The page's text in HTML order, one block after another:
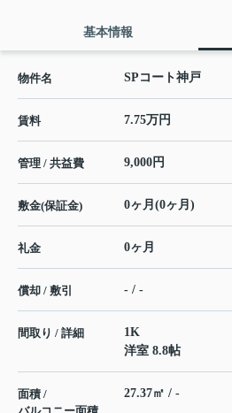
基本情報
物件名 SPコート神戸
賃料 7.75万円
管理 / 共益費 9,000円
敷金(保証金) 0ヶ月(0ヶ月)
礼金 0ヶ月
償却 / 敷引 - / -
間取り / 詳細
1K
洋室 8.8帖
面積 /
27.37㎡ / -